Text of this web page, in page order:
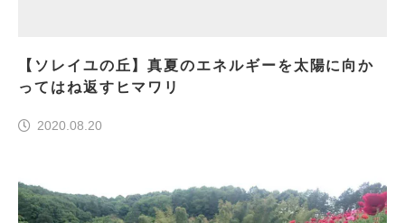
【ソレイユの丘】真夏のエネルギーを太陽に向か
ってはね返すヒマワリ
2020.08.20